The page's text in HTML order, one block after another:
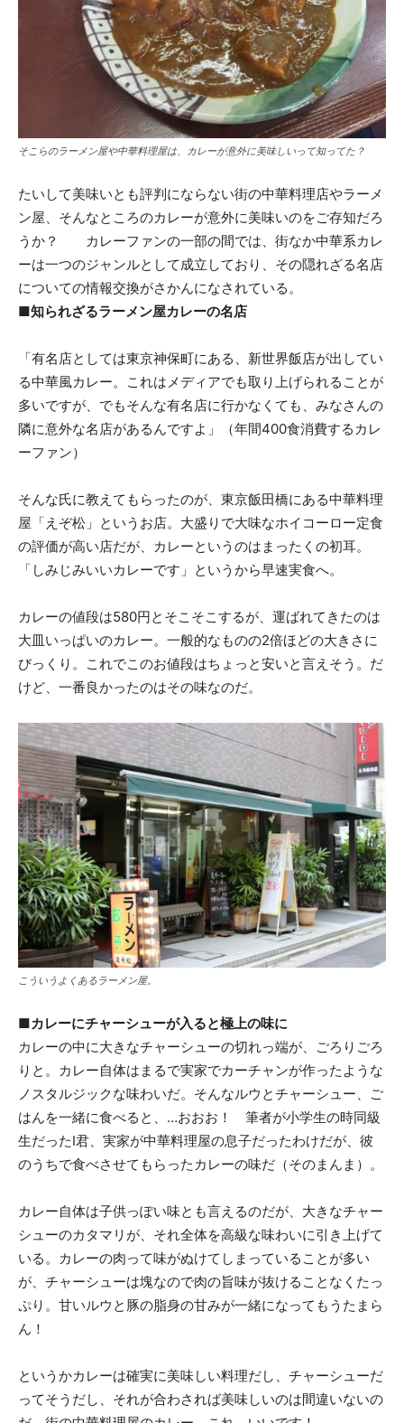
そこらのラーメン屋や中華料理屋は、カレーが意外に美味しいって知ってた？
たいして美味いとも評判にならない街の中華料理店やラーメ
ン屋、そんなところのカレーが意外に美味いのをご存知だろ
うか？ カレーファンの一部の間では、街なか中華系カレ
ーは一つのジャンルとして成立しており、その隠れざる名店
についての情報交換がさかんになされている。
■知られざるラーメン屋カレーの名店
「有名店としては東京神保町にある、新世界飯店が出してい
る中華風カレー。これはメディアでも取り上げられることが
多いですが、でもそんな有名店に行かなくても、みなさんの
隣に意外な名店があるんですよ」（年間400食消費するカレ
ーファン）
そんな氏に教えてもらったのが、東京飯田橋にある中華料理
屋「えぞ松」というお店。大盛りで大味なホイコーロー定食
の評価が高い店だが、カレーというのはまったくの初耳。
「しみじみいいカレーです」というから早速実食へ。
カレーの値段は580円とそこそこするが、運ばれてきたのは
大皿いっぱいのカレー。一般的なものの2倍ほどの大きさに
びっくり。これでこのお値段はちょっと安いと言えそう。だ
けど、一番良かったのはその味なのだ。
こういうよくあるラーメン屋。
■カレーにチャーシューが入ると極上の味に
カレーの中に大きなチャーシューの切れっ端が、ごろりごろ
りと。カレー自体はまるで実家でカーチャンが作ったような
ノスタルジックな味わいだ。そんなルウとチャーシュー、ご
はんを一緒に食べると、…おおお！ 筆者が小学生の時同級
生だったI君、実家が中華料理屋の息子だったわけだが、彼
のうちで食べさせてもらったカレーの味だ（そのまんま）。
カレー自体は子供っぽい味とも言えるのだが、大きなチャー
シューのカタマリが、それ全体を高級な味わいに引き上げて
いる。カレーの肉って味がぬけてしまっていることが多い
が、チャーシューは塊なので肉の旨味が抜けることなくたっ
ぷり。甘いルウと豚の脂身の甘みが一緒になってもうたまら
ん！
というかカレーは確実に美味しい料理だし、チャーシューだ
ってそうだし、それが合わされば美味しいのは間違いないの